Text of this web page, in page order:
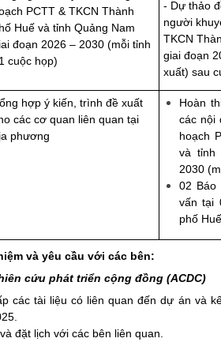
PCTT & TKCN Thành
Huế và tỉnh Quảng Nam
đoạn 2026 – 2030 (mỗi tỉnh
cuộc họp)
- Dự thảo
người
TKCN
giai đoạn
xuất) sau
hợp ý kiến, trình đề xuất
các cơ quan liên quan tại
phương
Hoàn
các nội
hoạch
và tỉnh
2030
02 Báo
vấn tại
phố Huế.
và yêu cầu với các bên:
cứu phát triển cộng đồng (ACDC)
các tài liệu có liên quan đến dự án và
đặt lịch với các bên liên quan.